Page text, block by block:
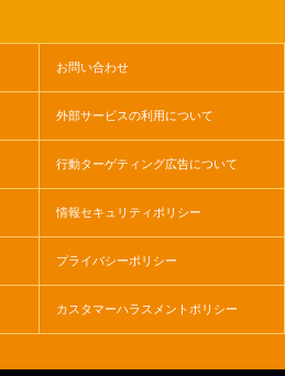
お問い合わせ
外部サービスの利用について
行動ターゲティング広告について
情報セキュリティポリシー
プライバシーポリシー
カスタマーハラスメントポリシー